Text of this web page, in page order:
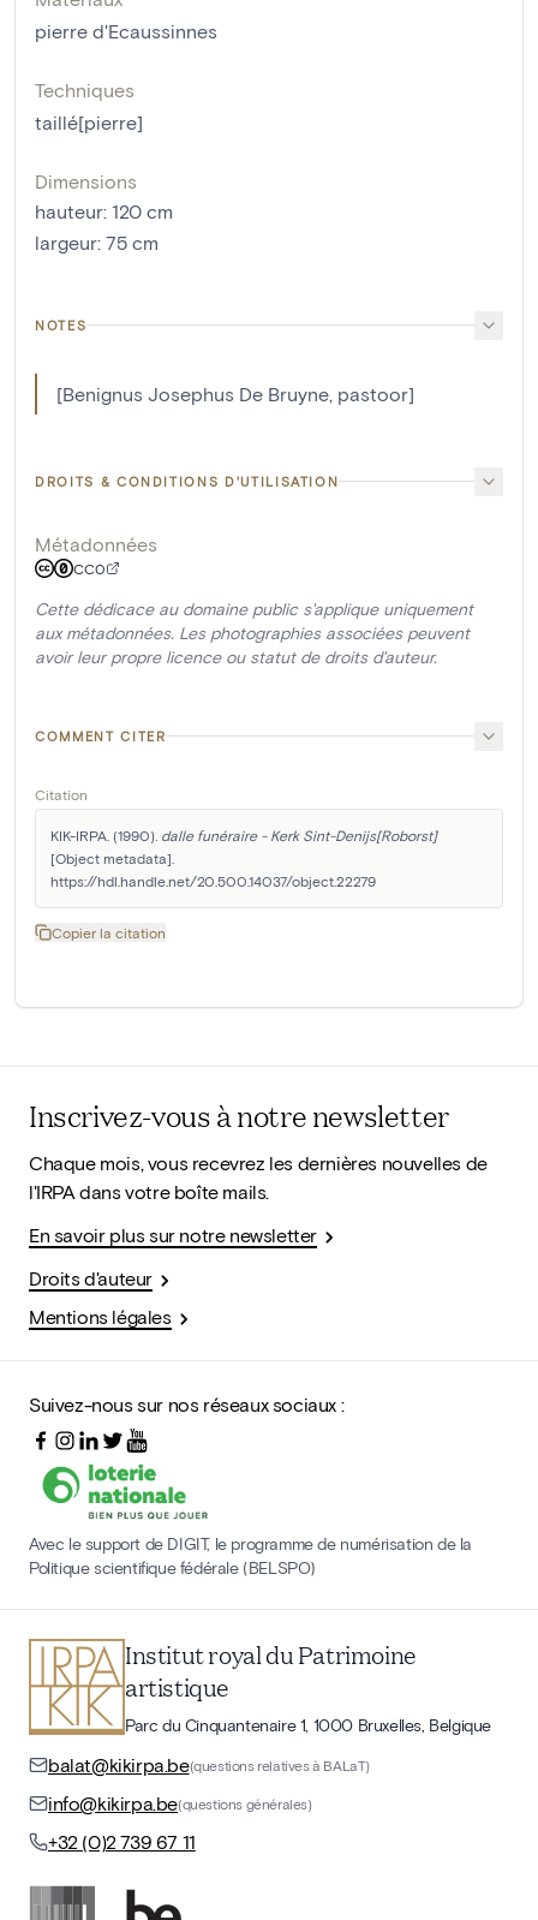
pierre d'Ecaussinnes
Techniques
taillé[pierre]
Dimensions
hauteur: 120 cm
largeur: 75 cm
NOTES
[Benignus Josephus De Bruyne, pastoor]
DROITS & CONDITIONS D'UTILISATION
Métadonnées
CC0
Cette dédicace au domaine public s'applique uniquement
aux métadonnées. Les photographies associées peuvent
avoir leur propre licence ou statut de droits d'auteur.
COMMENT CITER
Citation
KIK-IRPA. (1990). dalle funéraire - Kerk Sint-Denijs[Roborst]
[Object metadata].
https://hdl.handle.net/20.500.14037/object.22279
Copier la citation
Inscrivez-vous à notre newsletter
Chaque mois, vous recevrez les dernières nouvelles de
l'IRPA dans votre boîte mails.
En savoir plus sur notre newsletter
Droits d'auteur
Mentions légales
Suivez-nous sur nos réseaux sociaux :
Avec le support de DIGIT, le programme de numérisation de la
Politique scientifique fédérale (BELSPO)
Institut royal du Patrimoine
artistique
Parc du Cinquantenaire 1, 1000 Bruxelles, Belgique
balat@kikirpa.be(questions relatives à BALaT)
info@kikirpa.be(questions générales)
+32 (0)2 739 67 11